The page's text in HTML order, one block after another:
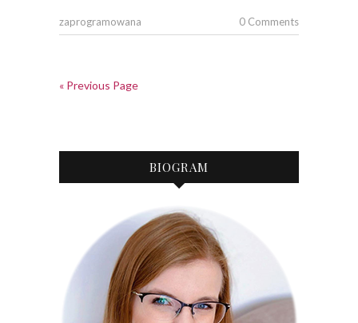
zaprogramowana 0 Comments
« Previous Page
BIOGRAM